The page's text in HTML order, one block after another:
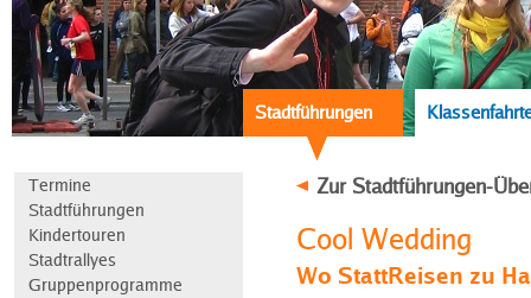
Stadtführungen
Termine
Stadtführungen
Kindertouren
Stadtrallyes
Gruppenprogramme
Zur Stadtführungen-
Cool Wedding
Wo StattReisen zu